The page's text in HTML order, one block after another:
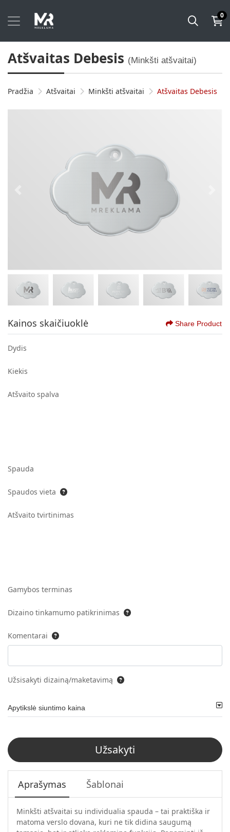
0
Atšvaitas Debesis (Minkšti atšvaitai)
Pradžia Atšvaitai Minkšti atšvaitai Atšvaitas Debesis
Kainos skaičiuoklė Share Product
Dydis
Kiekis
Atšvaito spalva
Spauda
Spaudos vieta
Atšvaito tvirtinimas
Gamybos terminas
Dizaino tinkamumo patikrinimas
Komentarai
Užsisakyti dizainą/maketavimą
Apytikslė siuntimo kaina
Užsakyti
Aprašymas Šablonai
Minkšti atšvaitai su individualia spauda – tai praktiška ir
matoma verslo dovana, kuri ne tik didina saugumą